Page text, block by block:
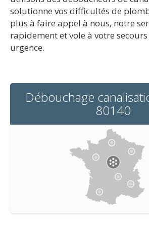
solutionne vos difficultés de
plus à faire appel à nous, notre
rapidement et vole à votre
urgence.
Débouchage
80140